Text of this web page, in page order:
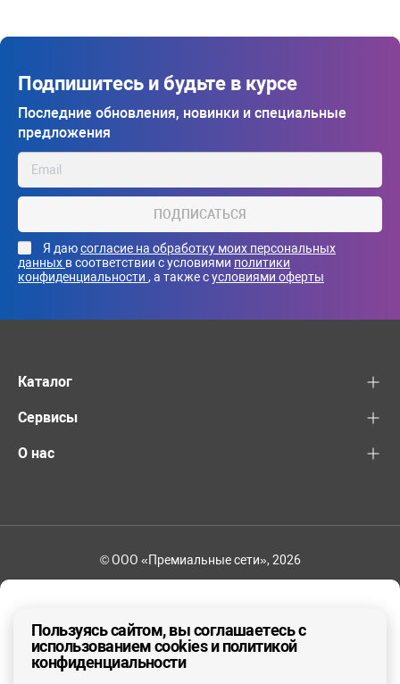
ДА, ВЕРНО
Подпишитесь и будьте в курсе
Последние обновления, новинки и специальные
предложения
ПОДПИСАТЬСЯ
Я даюсогласие на обработку моих персональных
данных в соответствии с условиями политики
конфиденциальности , а также сусловиями оферты
Каталог
Сервисы
О нас
© ООО «Премиальные сети», 2026
Пользуясь сайтом, вы соглашаетесь с
использованием cookies и политикой
конфиденциальности